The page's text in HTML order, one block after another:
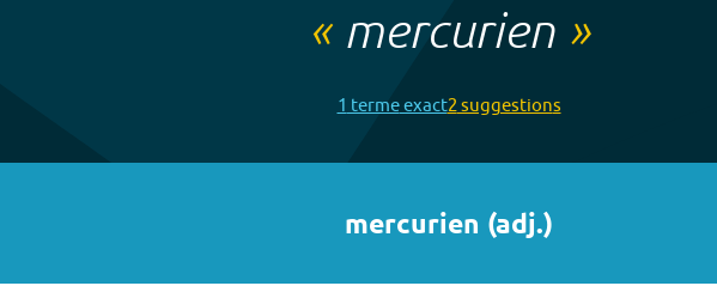
« mercurien»
1 termeexact2 suggestions
mercurien (adj.)